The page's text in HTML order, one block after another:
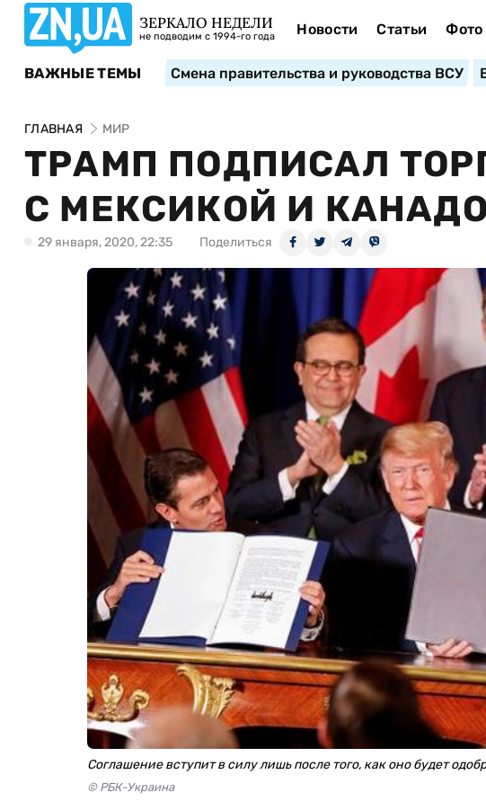
ЗЕРКАЛО НЕДЕЛИ
не подводим с 1994-го года Новости Статьи Фото
ВАЖНЫЕ ТЕМЫ Смена правительства и руководства ВСУ
ГЛАВНАЯ МИР
ТРАМП ПОДПИСАЛ
С МЕКСИКОЙ И
29 января, 2020, 22:35 Поделиться
Соглашение вступит в силу лишь после того, как оно будет
© РБК-Украина